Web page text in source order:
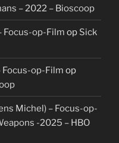
– 2022 – Bioscoop
Focus-op-Film op Sick
Focus-op-Film op
Michel) – Focus-op-
-2025 – HBO